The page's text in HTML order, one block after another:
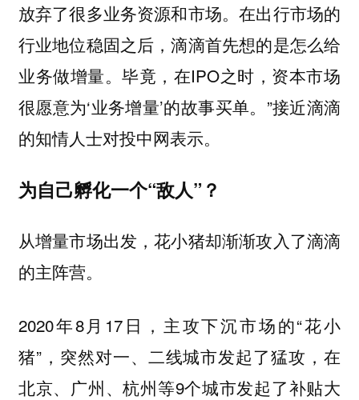
放弃了很多业务资源和市场。在出行市场的
行业地位稳固之后，滴滴首先想的是怎么给
业务做增量。毕竟，在IPO之时，资本市场
很愿意为‘业务增量’的故事买单。”接近滴滴
的知情人士对投中网表示。
为自己孵化一个“敌人”？
从增量市场出发，花小猪却渐渐攻入了滴滴
的主阵营。
2020年8月17日，主攻下沉市场的“花小
猪”，突然对一、二线城市发起了猛攻，在
北京、广州、杭州等9个城市发起了补贴大